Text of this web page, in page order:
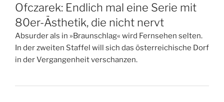
Ofczarek: Endlich mal eine Serie mit
80er-Ästhetik, die nicht nervt
Absurder als in »Braunschlag« wird Fernsehen selten.
In der zweiten Staffel will sich das österreichische Dorf
in der Vergangenheit verschanzen.